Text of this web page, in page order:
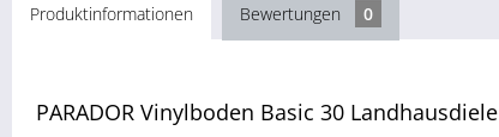
Produktinformationen Bewertungen 0
PARADOR Vinylboden Basic 30 Landhausdiele